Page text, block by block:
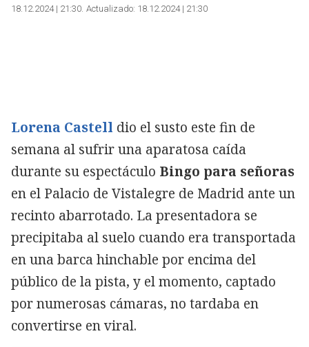
18.12.2024 | 21:30 Actualizado: 18.12.2024 | 21:30
Lorena Castell dio el susto este fin de
semana al sufrir una aparatosa caída
durante su espectáculo Bingo para señoras
en el Palacio de Vistalegre de Madrid ante un
recinto abarrotado. La presentadora se
precipitaba al suelo cuando era transportada
en una barca hinchable por encima del
público de la pista, y el momento, captado
por numerosas cámaras, no tardaba en
convertirse en viral.